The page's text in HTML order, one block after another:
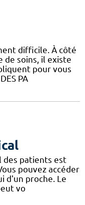
difficile. À côté
de soins, il existe
pour vous
PA
des patients est
pouvez accéder
d'un proche. Le
vo